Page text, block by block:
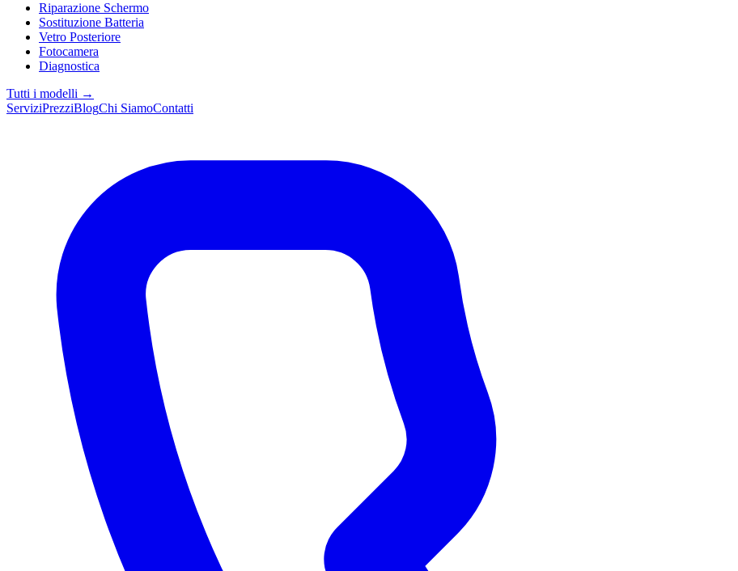
Riparazione Schermo
Sostituzione Batteria
Vetro Posteriore
Fotocamera
Diagnostica
Tutti i modelli →
ServiziPrezziBlogChi SiamoContatti